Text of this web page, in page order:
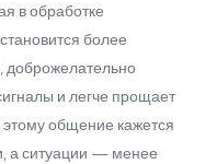
в обработке
более
и легче прощает
общение кажется
а ситуации — менее